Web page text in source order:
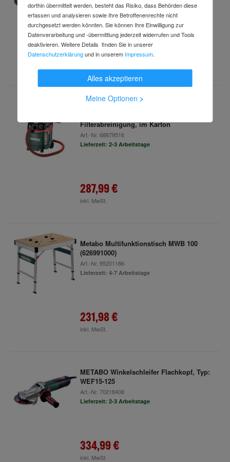
Lieferzeit: 2-3 Arbeitstage
216,98 €
Metabo Allessauger ASA 30 M PC
Filterabreinigung, im Karton
Art.-Nr. 68879516
Lieferzeit: 2-3 Arbeitstage
287,99 €
inkl. MwSt.
Metabo Multifunktionstisch MWB 100
(626991000)
Art.-Nr. 95201186
Lieferzeit: 4-7 Arbeitstage
231,98 €
inkl. MwSt.
METABO Winkelschleifer Flachkopf, Typ:
WEF15-125
Art.-Nr. 70218408
Lieferzeit: 2-3 Arbeitstage
334,99 €
inkl. MwSt.
dorthin übermittelt werden, besteht das Risiko, dass Behörden diese
erfassen und analysieren sowie Ihre Betroffenenrechte nicht
durchgesetzt werden könnten. Sie können Ihre Einwilligung zur
Datenverarbeitung und -übermittlung jederzeit widerrufen und Tools
deaktivieren. Weitere Details finden Sie in unserer
Datenschutzerklärungund in unserem Impressum.
Alles akzeptieren
Meine Optionen >